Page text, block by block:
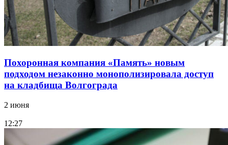
Похоронная компания «Память» новым
подходом незаконно монополизировала доступ
на кладбища Волгограда
2 июня
12:27